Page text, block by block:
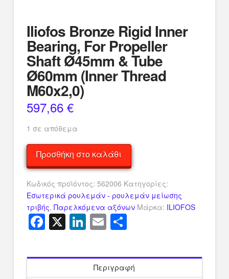
Iliofos Bronze Rigid Inner
Bearing, For Propeller
Shaft Ø45mm & Tube
Ø60mm (Inner Thread
M60x2,0)
597,66 €
1 σε απόθεμα
Iliofos
Bronze
Rigid
Inner
Bearing,
For
Propeller
Shaft
&
Προσθήκη στο καλάθι
Κωδικός προϊόντος: 562006 Κατηγορίες:
Εσωτερικά ρουλεμάν - ρουλεμάν μείωσης
τριβής, Παρελκόμενα αξόνων Μάρκα: ILIOFOS
Facebook
X LinkedIn
Email
Περιγραφή